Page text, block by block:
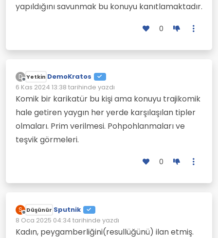
yapıldığını savunmak bu konuyu kanıtlamaktadır.
0
D
Çevrimdışı
Yetkin DemoKratos
6 Kas 2024 13:38 tarihinde yazdı
Son düzenleyen:
Komik bir karikatür bu kişi ama konuyu trajikomik
hale getiren yaygın her yerde karşılaşılan tipler
olmaları. Prim verilmesi. Pohpohlanmaları ve
teşvik görmeleri.
0
S
Çevrimdışı
Düşünür Sputnik
8 Oca 2025 04:34 tarihinde yazdı
Son düzenleyen:
Kadın, peygamberliğini(resullüğünü) ilan etmiş.